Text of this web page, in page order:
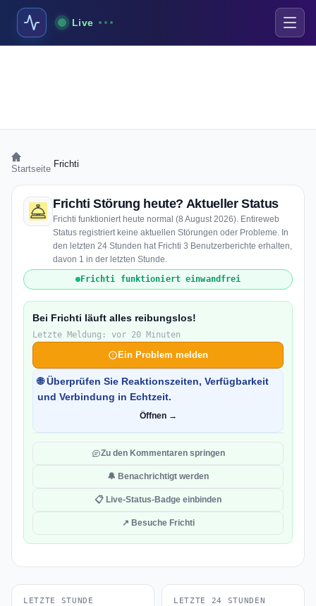
Live
Startseite Frichti
Frichti Störung heute? Aktueller Status
Frichti funktioniert heute normal (8 August 2026). Entireweb
Status registriert keine aktuellen Störungen oder Probleme. In
den letzten 24 Stunden hat Frichti 3 Benutzerberichte erhalten,
davon 1 in der letzten Stunde.
Frichti funktioniert einwandfrei
Bei Frichti läuft alles reibungslos!
Letzte Meldung: vor 20 Minuten
Ein Problem melden
🌐 Überprüfen Sie Reaktionszeiten, Verfügbarkeit
und Verbindung in Echtzeit.
Öffnen →
Zu den Kommentaren springen
🔔 Benachrichtigt werden
📋 Live-Status-Badge einbinden
↗ Besuche Frichti
LETZTE STUNDE LETZTE 24 STUNDEN